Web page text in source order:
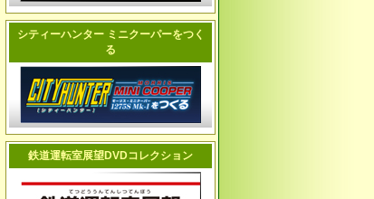
シティーハンター ミニクーパーをつく
る
鉄道運転室展望DVDコレクション